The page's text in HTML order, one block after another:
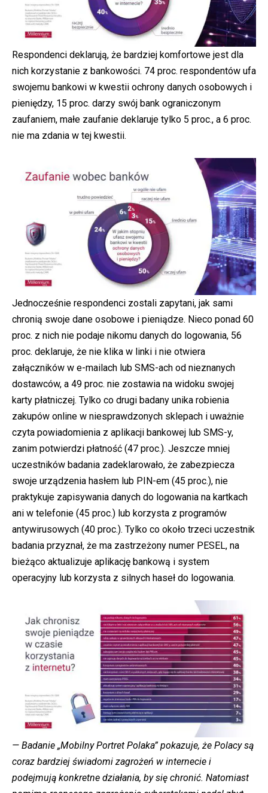
Respondenci deklarują, że bardziej komfortowe jest dla
nich korzystanie z bankowości. 74 proc. respondentów ufa
swojemu bankowi w kwestii ochrony danych osobowych i
pieniędzy, 15 proc. darzy swój bank ograniczonym
zaufaniem, małe zaufanie deklaruje tylko 5 proc., a 6 proc.
nie ma zdania w tej kwestii.
Jednocześnie respondenci zostali zapytani, jak sami
chronią swoje dane osobowe i pieniądze. Nieco ponad 60
proc. z nich nie podaje nikomu danych do logowania, 56
proc. deklaruje, że nie klika w linki i nie otwiera
załączników w e-mailach lub SMS-ach od nieznanych
dostawców, a 49 proc. nie zostawia na widoku swojej
karty płatniczej. Tylko co drugi badany unika robienia
zakupów online w niesprawdzonych sklepach i uważnie
czyta powiadomienia z aplikacji bankowej lub SMS-y,
zanim potwierdzi płatność (47 proc.). Jeszcze mniej
uczestników badania zadeklarowało, że zabezpiecza
swoje urządzenia hasłem lub PIN-em (45 proc.), nie
praktykuje zapisywania danych do logowania na kartkach
ani w telefonie (45 proc.) lub korzysta z programów
antywirusowych (40 proc.). Tylko co około trzeci uczestnik
badania przyznał, że ma zastrzeżony numer PESEL, na
bieżąco aktualizuje aplikację bankową i system
operacyjny lub korzysta z silnych haseł do logowania.
— Badanie „Mobilny Portret Polaka” pokazuje, że Polacy są
coraz bardziej świadomi zagrożeń w internecie i
podejmują konkretne działania, by się chronić. Natomiast